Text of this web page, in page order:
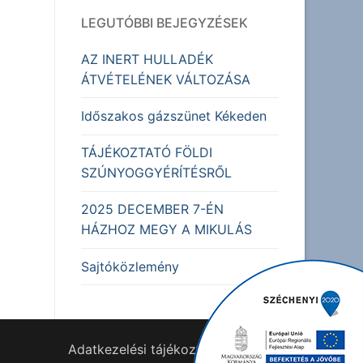
LEGUTÓBBI BEJEGYZÉSEK
AZ INERT HULLADÉK
ÁTVÉTELÉNEK VÁLTOZÁSA
Időszakos gázszünet Kékeden
TÁJÉKOZTATÓ FÖLDI
SZÚNYOGGYÉRÍTÉSRŐL
2025 DECEMBER 7-ÉN
HÁZHOZ MEGY A MIKULÁS
Sajtóközlemény
Adatkezelési tájékoztató